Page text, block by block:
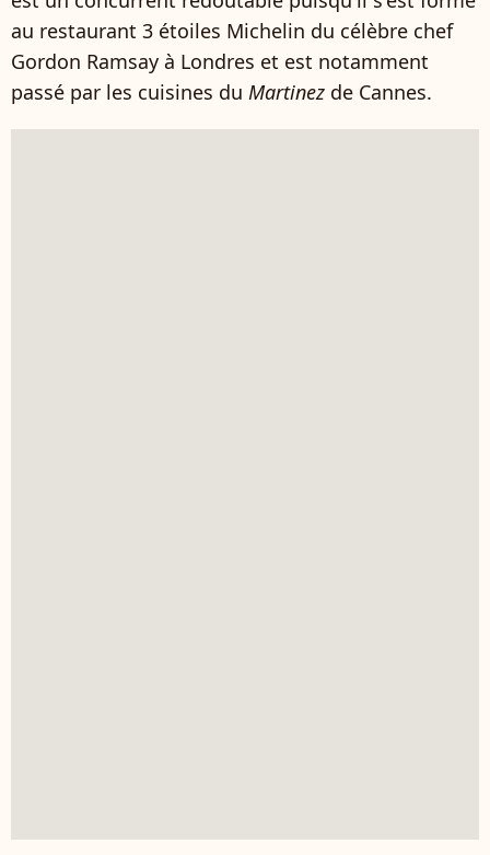
au restaurant 3 étoiles Michelin du célèbre chef
Gordon Ramsay à Londres et est notamment
passé par les cuisines du Martinez de Cannes.